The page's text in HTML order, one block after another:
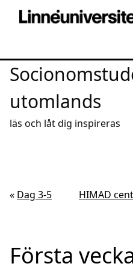
utomlands
läs och låt dig inspireras
« Dag 3-5 HIMAD
Första